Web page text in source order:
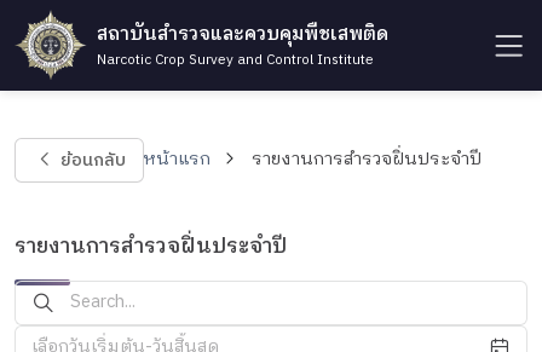
สถาบันสำรวจและควบคุมพืชเสพติด
Narcotic Crop Survey and Control Institute
ย้อนกลับ หน้าแรก รายงานการสำรวจฝิ่นประจำปี
รายงานการสำรวจฝิ่นประจำปี
เลือกวันเริ่มต้น-วันสิ้นสุด